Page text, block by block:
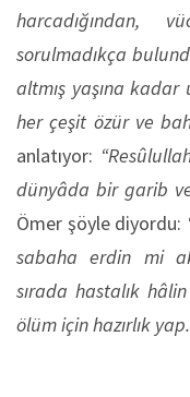
harcadığından,
sorulmadıkça
altmış yaşına kadar
her çeşit özür ve
anlatıyor:
dünyâda bir garib
Ömer şöyle diyordu:
sabaha erdin mi
sırada hastalık
ölüm için hazırlık